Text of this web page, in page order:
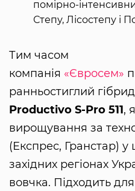
помірно-
Степу, Лісостепу і
Тим часом
компанія «Євросем»
ранньостиглий
Productivo S-Pro 511,
вирощування за
(Експрес, Гранстар) у
західних регіонах
вовчка. Підходить